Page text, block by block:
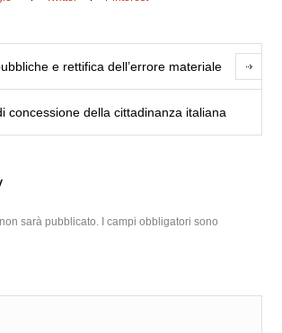
e rettifica dell’errore materiale
concessione della cittadinanza italiana
sarà pubblicato.
I campi obbligatori sono